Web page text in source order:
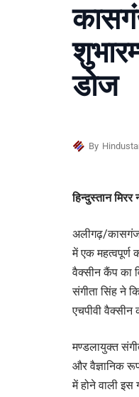
डोज
By
हिन्दुस्तान मिरर
अलीगढ़/कासगंज,
में एक महत्वपूर्ण
वैक्सीन कैंप का
संगीता सिंह ने
एचपीवी वैक्सीन
मण्डलायुक्त
और वैज्ञानिक
में होने वाली